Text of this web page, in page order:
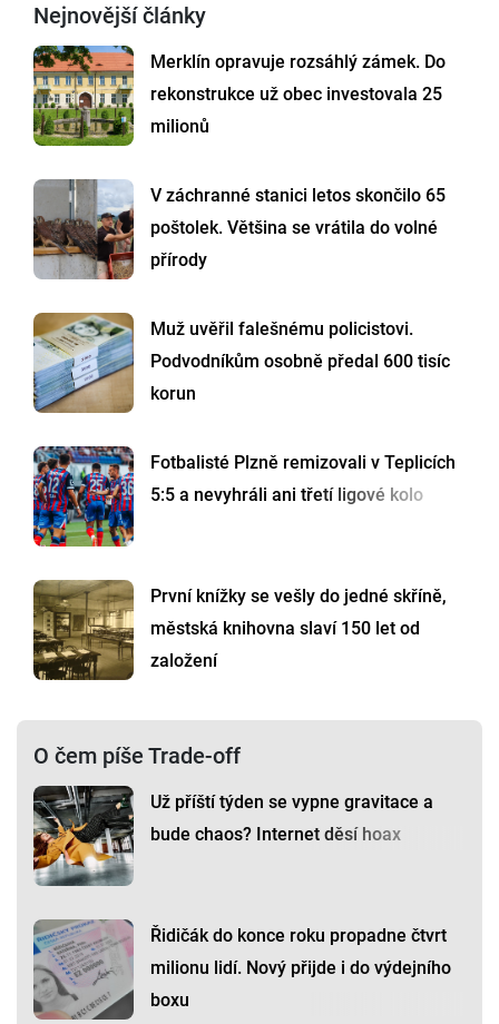
Nejnovější články
Merklín opravuje rozsáhlý zámek. Do
rekonstrukce už obec investovala 25
milionů
V záchranné stanici letos skončilo 65
poštolek. Většina se vrátila do volné
přírody
Muž uvěřil falešnému policistovi.
Podvodníkům osobně předal 600 tisíc
korun
Fotbalisté Plzně remizovali v Teplicích
5:5 a nevyhráli ani třetí ligové kolo
První knížky se vešly do jedné skříně,
městská knihovna slaví 150 let od
založení
O čem píše Trade-off
Už příští týden se vypne gravitace a
bude chaos? Internet děsí hoax
Řidičák do konce roku propadne čtvrt
milionu lidí. Nový přijde i do výdejního
boxu